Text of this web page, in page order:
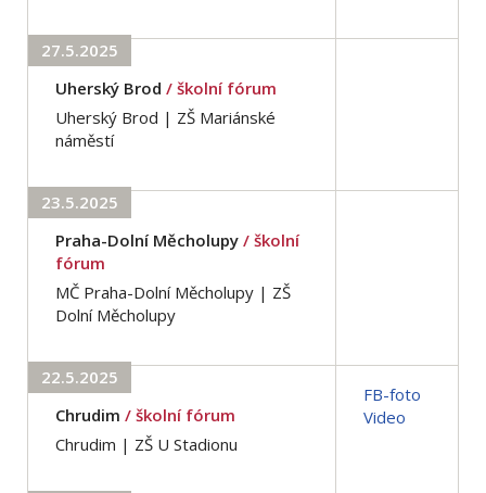
27.5.2025
Uherský Brod / školní fórum
Uherský Brod | ZŠ Mariánské
náměstí
23.5.2025
Praha-Dolní Měcholupy / školní
fórum
MČ Praha-Dolní Měcholupy | ZŠ
Dolní Měcholupy
22.5.2025
Chrudim / školní fórum
Chrudim | ZŠ U Stadionu
FB-foto
Video